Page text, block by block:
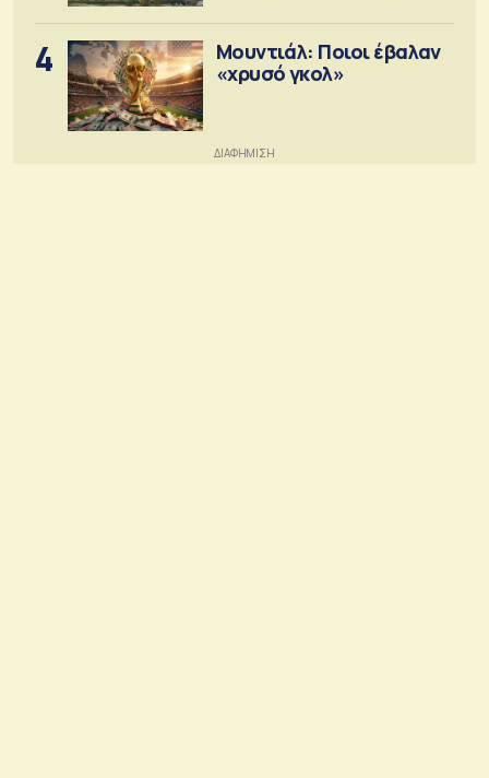
4
Μουντιάλ: Ποιοι έβαλαν
«χρυσό γκολ»